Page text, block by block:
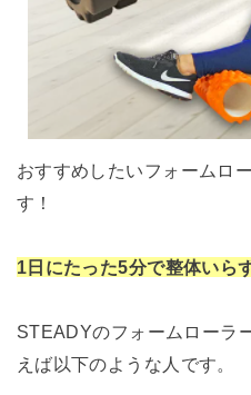
おすすめしたいフォームロ
す！
1日にたった5分で整体いら
STEADYのフォームローラ
えば以下のような人です。